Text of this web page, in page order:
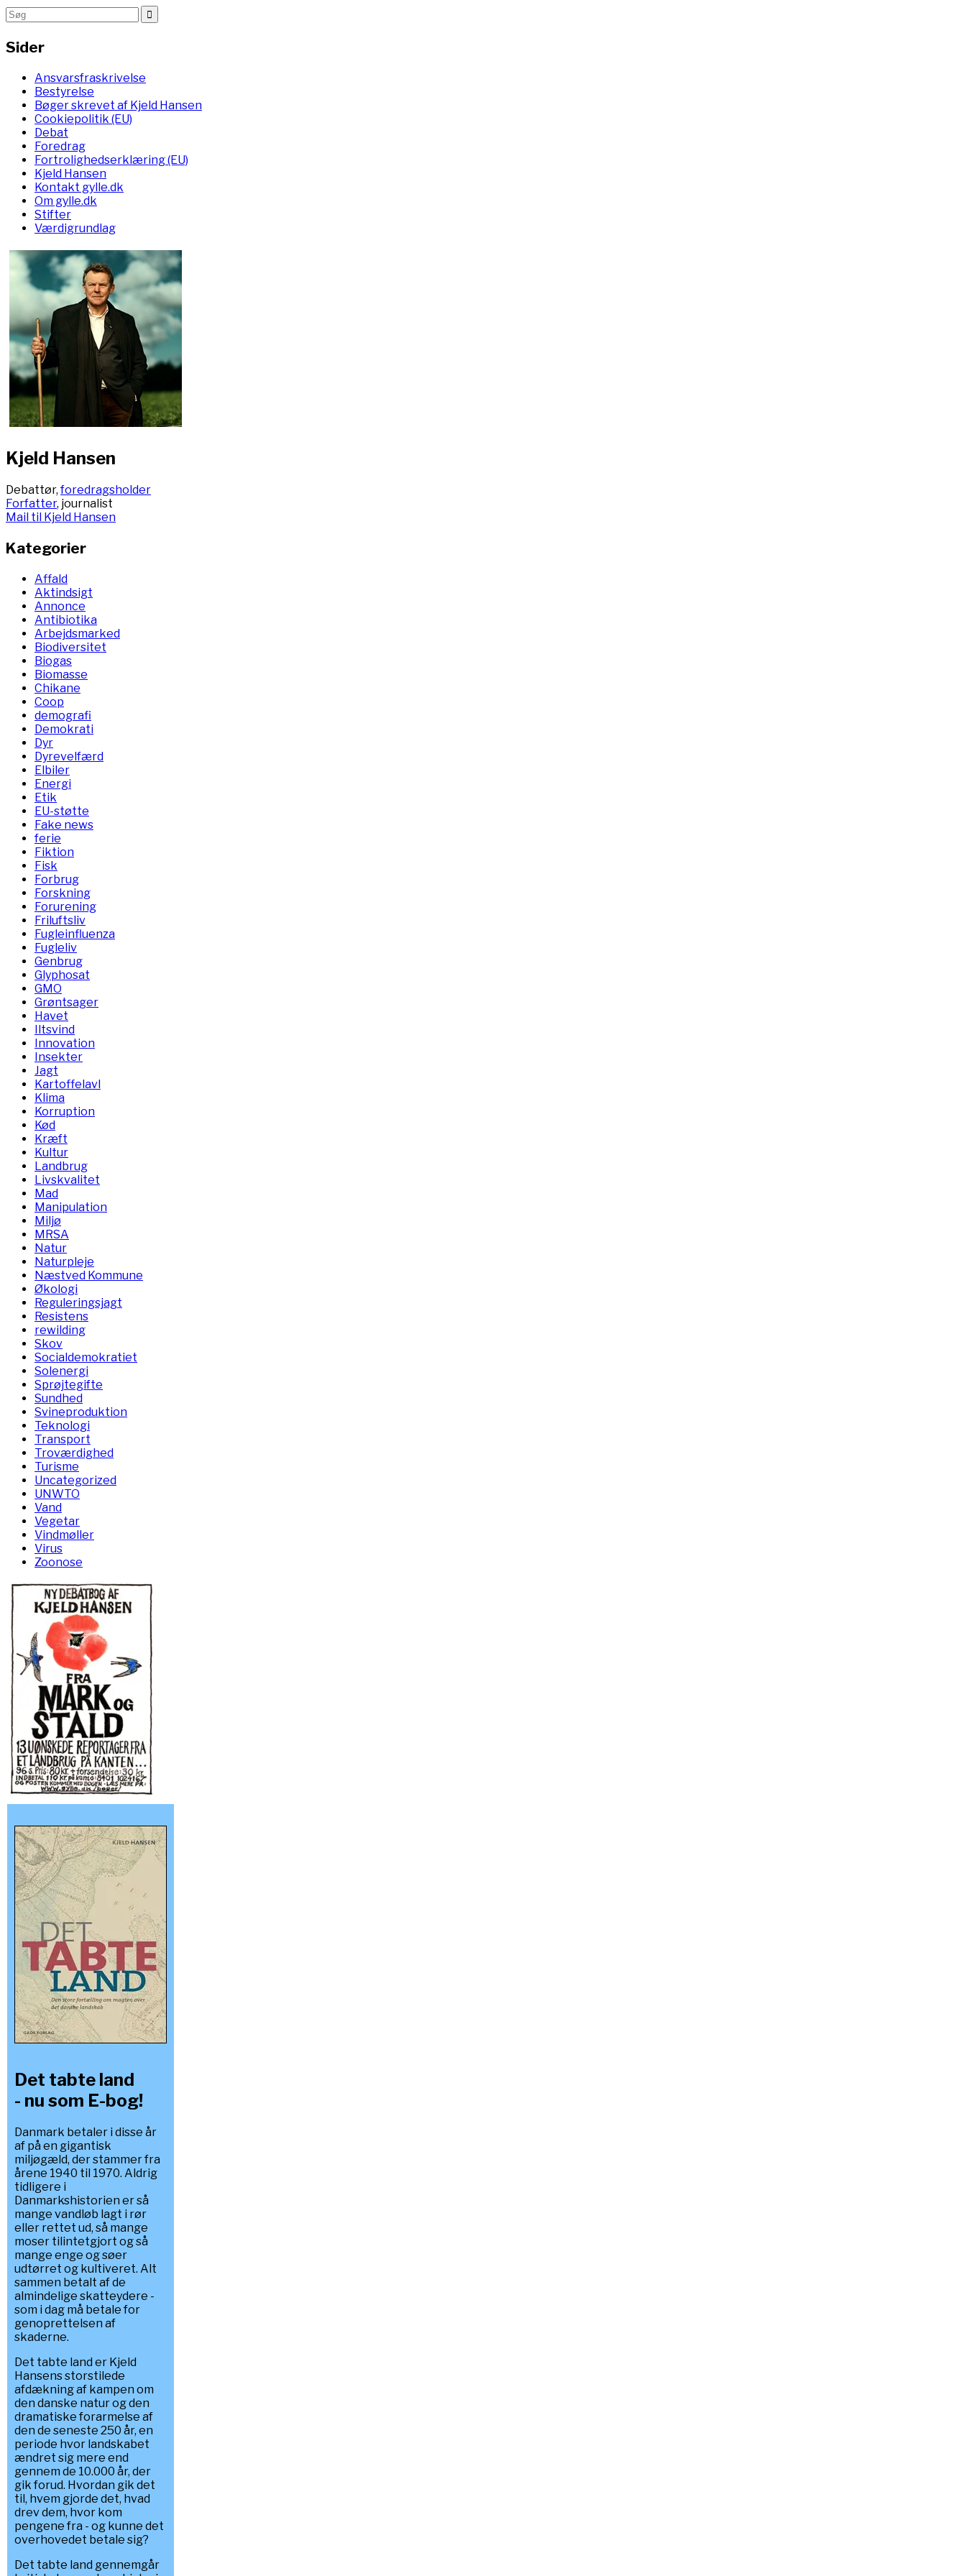
Sider
Ansvarsfraskrivelse
Bestyrelse
Bøger skrevet af Kjeld Hansen
Cookiepolitik (EU)
Debat
Foredrag
Fortrolighedserklæring (EU)
Kjeld Hansen
Kontakt gylle.dk
Om gylle.dk
Stifter
Værdigrundlag
Kjeld Hansen
Debattør,foredragsholder
Forfatter, journalist
Mail til Kjeld Hansen
Kategorier
Affald
Aktindsigt
Annonce
Antibiotika
Arbejdsmarked
Biodiversitet
Biogas
Biomasse
Chikane
Coop
demografi
Demokrati
Dyr
Dyrevelfærd
Elbiler
Energi
Etik
EU-støtte
Fake news
ferie
Fiktion
Fisk
Forbrug
Forskning
Forurening
Friluftsliv
Fugleinfluenza
Fugleliv
Genbrug
Glyphosat
GMO
Grøntsager
Havet
Iltsvind
Innovation
Insekter
Jagt
Kartoffelavl
Klima
Korruption
Kød
Kræft
Kultur
Landbrug
Livskvalitet
Mad
Manipulation
Miljø
MRSA
Natur
Naturpleje
Næstved Kommune
Økologi
Reguleringsjagt
Resistens
rewilding
Skov
Socialdemokratiet
Solenergi
Sprøjtegifte
Sundhed
Svineproduktion
Teknologi
Transport
Troværdighed
Turisme
Uncategorized
UNWTO
Vand
Vegetar
Vindmøller
Virus
Zoonose
Det tabte land
- nu som E-bog!
Danmark betaler i disse år
af på en gigantisk
miljøgæld, der stammer fra
årene 1940 til 1970. Aldrig
tidligere i
Danmarkshistorien er så
mange vandløb lagt i rør
eller rettet ud, så mange
moser tilintetgjort og så
mange enge og søer
udtørret og kultiveret. Alt
sammen betalt af de
almindelige skatteydere -
som i dag må betale for
genoprettelsen af
skaderne.
Det tabte land er Kjeld
Hansens storstilede
afdækning af kampen om
den danske natur og den
dramatiske forarmelse af
den de seneste 250 år, en
periode hvor landskabet
ændret sig mere end
gennem de 10.000 år, der
gik forud. Hvordan gik det
til, hvem gjorde det, hvad
drev dem, hvor kom
pengene fra - og kunne det
overhovedet betale sig?
Det tabte land gennemgår